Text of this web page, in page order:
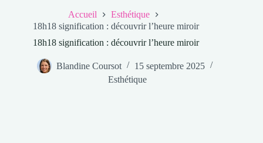
Accueil
Esthétique
18h18 signification : découvrir l’heure miroir
18h18 signification : découvrir l’heure miroir
Blandine Coursot
15 septembre 2025
Esthétique